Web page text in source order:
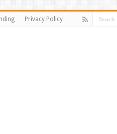
Privacy Policy